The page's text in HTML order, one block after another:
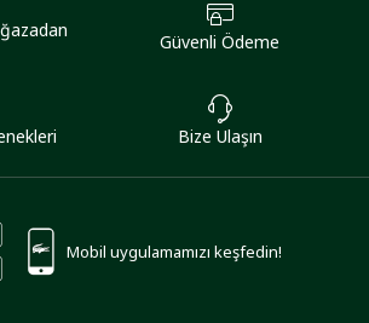
Güvenli Ödeme
Bize Ulaşın
Mobil uygulamamızı keşfedin!